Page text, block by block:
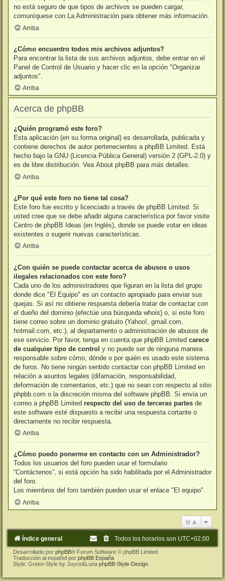
no está seguro de que tipos de archivos se pueden cargar,
comuníquese con La Administración para obtener más información.
Arriba
¿Cómo encuentro todos mis archivos adjuntos?
Para encontrar la lista de sus archivos adjuntos, debe entrar en el
Panel de Control de Usuario y hacer clic en la opción "Organizar
adjuntos".
Arriba
Acerca de phpBB
¿Quién programó este foro?
Esta aplicación (en su forma original) es desarrollada, publicada y
contiene derechos de autor pertenecientes a phpBB Limited. Está
hecho bajo la GNU (Licencia Pública General) versión 2 (GPL-2.0) y
es de libre distribución. Vea About phpBB para más detalles.
Arriba
¿Por qué este foro no tiene tal cosa?
Este foro fue escrito y licenciado a través de phpBB Limited. Si
usted cree que se debe añadir alguna característica por favor visite
Centro de phpBB Ideas (en Inglés), donde se puede votar en ideas
existentes o sugerir nuevas características.
Arriba
¿Con quién se puede contactar acerca de abusos o usos
ilegales relacionados con este foro?
Cada uno de los administradores que figuran en la lista del grupo
donde dice "El Equipo" es un contacto apropiado para enviar sus
quejas. Si así no obtiene respuesta debería tratar de contactar con
el dueño del dominio (efectúe una búsqueda whois) o, si este foro
tiene correo sobre un dominio gratuito (Yahoo!, gmail.com,
hotmail.com, etc.), al departamento o administración de abusos de
ese servicio. Por favor, tenga en cuenta que phpBB Limited carece
de cualquier tipo de control y no puede ser de ninguna manera
responsable sobre cómo, dónde o por quién es usado este sistema
de foros. No tiene ningún sentido contactar con phpBB Limited en
relación a asuntos legales (difamación, responsabilidad,
deformación de comentarios, etc.) que no sean con respecto al sitio
phpbb.com o la discreción misma del software phpBB. Si envia un
correo a phpBB Limited respecto del uso de terceras partes de
este software esté dispuesto a recibir una respuesta cortante o
directamente no recibir respuesta.
Arriba
¿Cómo puedo ponerme en contacto con un Administrador?
Todos los usuarios del foro pueden usar el formulario
“Contáctenos”, si está opción ha sido habilitada por el Administrador
del foro.
Los miembros del foro también pueden usar el enlace "El equipo".
Arriba
Ir a
Índice general Todos los horarios son UTC+02:00
Desarrollado por phpBB® Forum Software © phpBB Limited
Traducción al español por phpBB España
Style: Green-Style by Joyce&Luna phpBB-Style-Design